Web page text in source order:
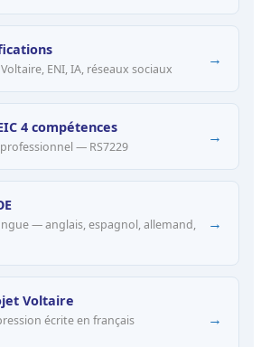
Voltaire, ENI, IA, réseaux sociaux
→
4 compétences
— RS7229
→
— anglais, espagnol, allemand,
→
Voltaire
écrite en français
→